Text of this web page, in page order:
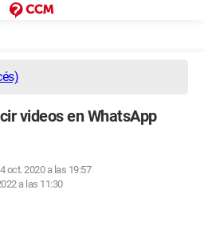
videos en WhatsApp
oct. 2020 a las 19:57
a las 11:30